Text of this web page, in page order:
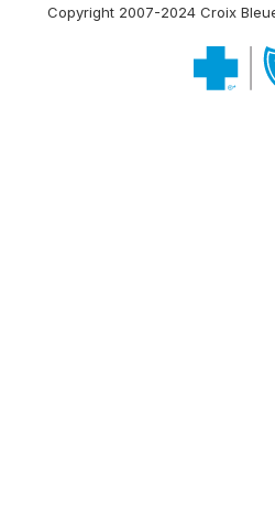
Copyright 2007-2024 Croix